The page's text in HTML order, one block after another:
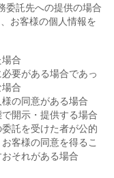
委託先への提供の場合
お客様の個人情報を
合
要がある場合であっ
合
の同意がある場合
開示・提供する場合
託を受けた者が公的
客様の同意を得るこ
それがある場合